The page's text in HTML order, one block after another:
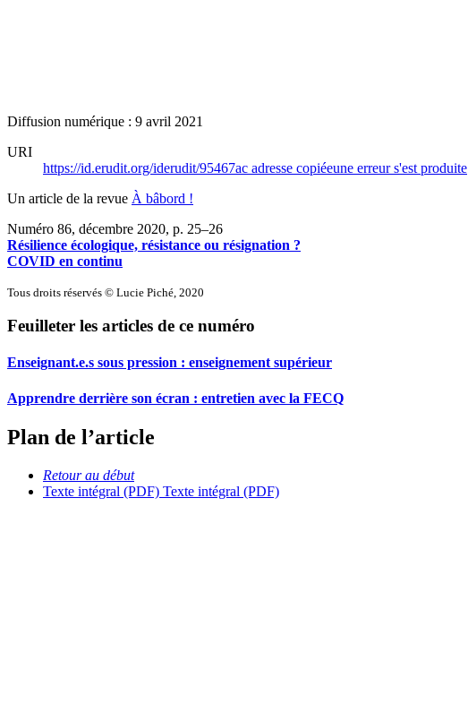
Diffusion numérique : 9 avril 2021
URI
https://id.erudit.org/iderudit/95467ac adresse copiéeune erreur s'est produite
Un article de la revue À bâbord !
Numéro 86, décembre 2020, p. 25–26
Résilience écologique, résistance ou résignation ?
COVID en continu
Tous droits réservés © Lucie Piché, 2020
Feuilleter les articles de ce numéro
Enseignant.e.s sous pression : enseignement supérieur
Apprendre derrière son écran : entretien avec la FECQ
Plan de l’article
Retour au début
Texte intégral (PDF) Texte intégral (PDF)